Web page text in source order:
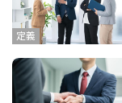
定義